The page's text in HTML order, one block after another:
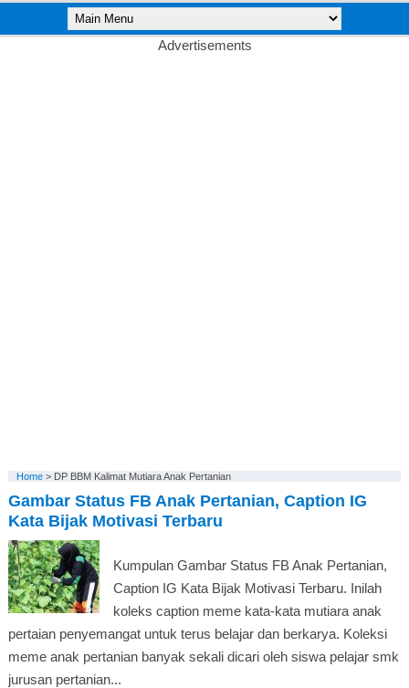
Advertisements
Home> DP BBM Kalimat Mutiara Anak Pertanian
Gambar Status FB Anak Pertanian, Caption IG
Kata Bijak Motivasi Terbaru
Kumpulan Gambar Status FB Anak Pertanian,
Caption IG Kata Bijak Motivasi Terbaru. Inilah
koleks caption meme kata-kata mutiara anak
pertaian penyemangat untuk terus belajar dan berkarya. Koleksi
meme anak pertanian banyak sekali dicari oleh siswa pelajar smk
jurusan pertanian...